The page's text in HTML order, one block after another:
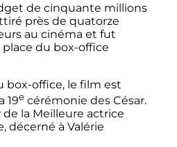
de cinquante millions
près de quatorze
au cinéma et fut
place du box-office
box-office, le film est
19e cérémonie des César.
la Meilleure actrice
décerné à Valérie